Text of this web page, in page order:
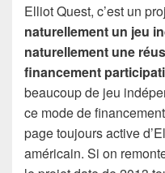
Elliot Quest, c’est un
naturellement un jeu
naturellement une
financement
beaucoup de jeu
ce mode de
page toujours active
américain. Si on